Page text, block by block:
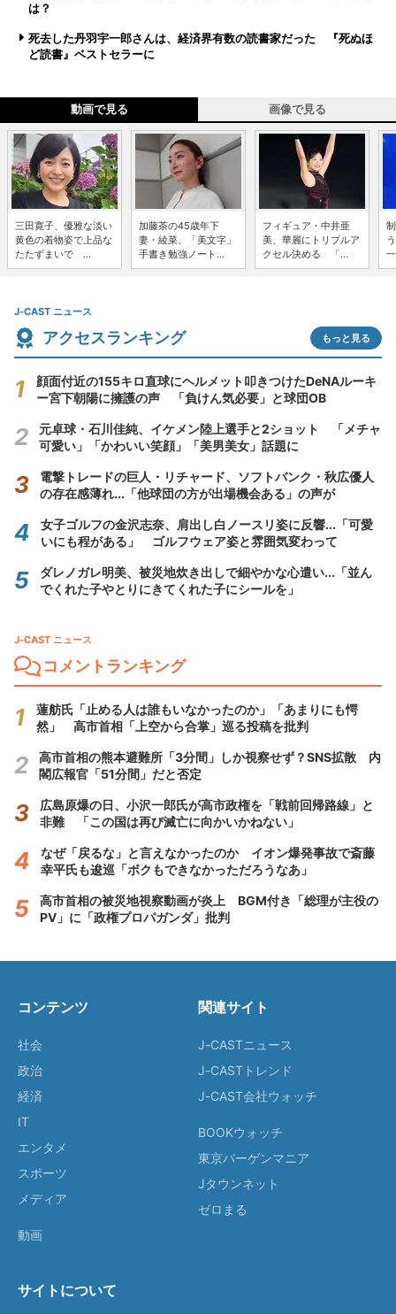
は？
死去した丹羽宇一郎さんは、経済界有数の読書家だった 『死ぬほ
ど読書』ベストセラーに
動画で見る 画像で見る
三田寛子、優雅な淡い
黄色の着物姿で上品な
たたずまいで ...
加藤茶の45歳年下
妻・綾菜、「美文字」
手書き勉強ノート...
フィギュア・中井亜
美、華麗にトリプルア
クセル決める 「...
J-CAST ニュース
アクセスランキング もっと見る
顔面付近の155キロ直球にヘルメット叩きつけたDeNAルーキ
ー宮下朝陽に擁護の声 「負けん気必要」と球団OB
元卓球・石川佳純、イケメン陸上選手と2ショット 「メチャ
可愛い」「かわいい笑顔」「美男美女」話題に
電撃トレードの巨人・リチャード、ソフトバンク・秋広優人
の存在感薄れ...「他球団の方が出場機会ある」の声が
女子ゴルフの金沢志奈、肩出し白ノースリ姿に反響...「可愛
いにも程がある」 ゴルフウェア姿と雰囲気変わって
ダレノガレ明美、被災地炊き出しで細やかな心遣い...「並ん
でくれた子やとりにきてくれた子にシールを」
J-CAST ニュース
コメントランキング
蓮舫氏「止める人は誰もいなかったのか」「あまりにも愕
然」 高市首相「上空から合掌」巡る投稿を批判
高市首相の熊本避難所「3分間」しか視察せず？SNS拡散 内
閣広報官「51分間」だと否定
広島原爆の日、小沢一郎氏が高市政権を「戦前回帰路線」と
非難 「この国は再び滅亡に向かいかねない」
なぜ「戻るな」と言えなかったのか イオン爆発事故で斎藤
幸平氏も逡巡「ボクもできなかっただろうなあ」
高市首相の被災地視察動画が炎上 BGM付き「総理が主役の
PV」に「政権プロパガンダ」批判
コンテンツ
社会
政治
経済
IT
エンタメ
スポーツ
メディア
動画
関連サイト
J-CASTニュース
J-CASTトレンド
J-CAST会社ウォッチ
BOOKウォッチ
東京バーゲンマニア
Jタウンネット
ゼロまる
サイトについて